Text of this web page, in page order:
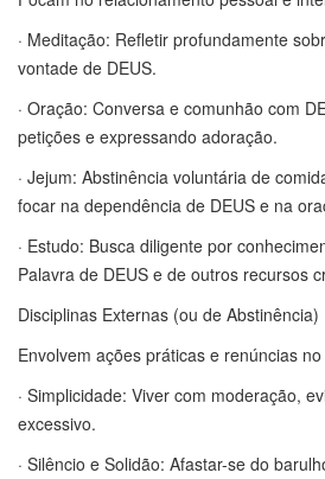
· Meditação: Refletir profundamente
vontade de DEUS.
· Oração: Conversa e comunhão com
petições e expressando adoração.
· Jejum: Abstinência voluntária de
focar na dependência de DEUS e na
· Estudo: Busca diligente por
Palavra de DEUS e de outros recursos
Disciplinas Externas (ou de Abstinência)
Envolvem ações práticas e renúncias
· Simplicidade: Viver com moderação,
excessivo.
· Silêncio e Solidão: Afastar-se do